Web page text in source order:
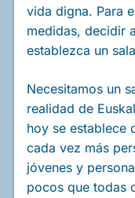
vida digna. Para
medidas, decidir
establezca un
Necesitamos un
realidad de
hoy se establece
cada vez más
jóvenes y
pocos que todas